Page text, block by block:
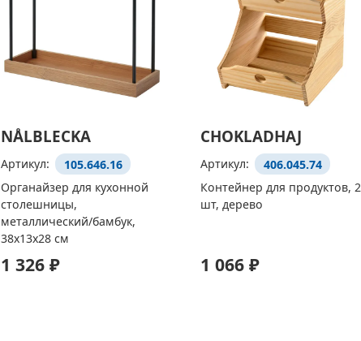
NÅLBLECKA
Артикул:
105.646.16
Органайзер для кухонной
столешницы,
металлический/бамбук,
38x13x28 см
1 326 ₽
CHOKLADHAJ
Артикул:
406.045.74
Контейнер для продуктов, 2
шт, дерево
1 066 ₽